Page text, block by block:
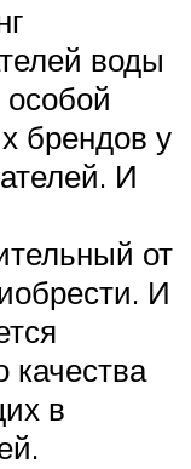
воды
брендов у
И
от
И
качества
в